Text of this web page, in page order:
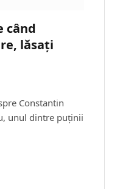
când
lăsați
Constantin
unul dintre puținii